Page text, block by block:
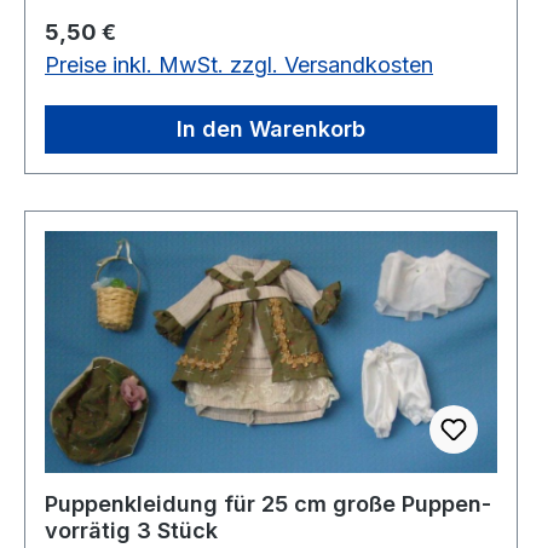
Regulärer Preis:
5,50 €
Preise inkl. MwSt. zzgl. Versandkosten
In den Warenkorb
Puppenkleidung für 25 cm große Puppen-
vorrätig 3 Stück